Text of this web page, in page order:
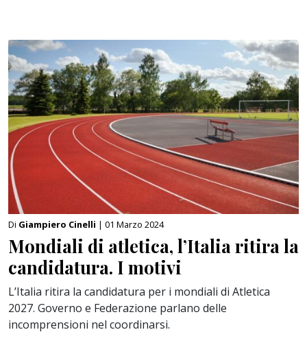
Di Giampiero Cinelli | 01 Marzo 2024
Mondiali di atletica, l’Italia ritira la
candidatura. I motivi
L’Italia ritira la candidatura per i mondiali di Atletica
2027. Governo e Federazione parlano delle
incomprensioni nel coordinarsi.